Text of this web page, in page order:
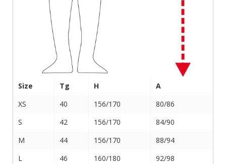
Size Tg H
A
XS
40 156/170
80/86
S
42 156/170
84/90
M
44 156/170
88/94
L
46 160/180
92/98